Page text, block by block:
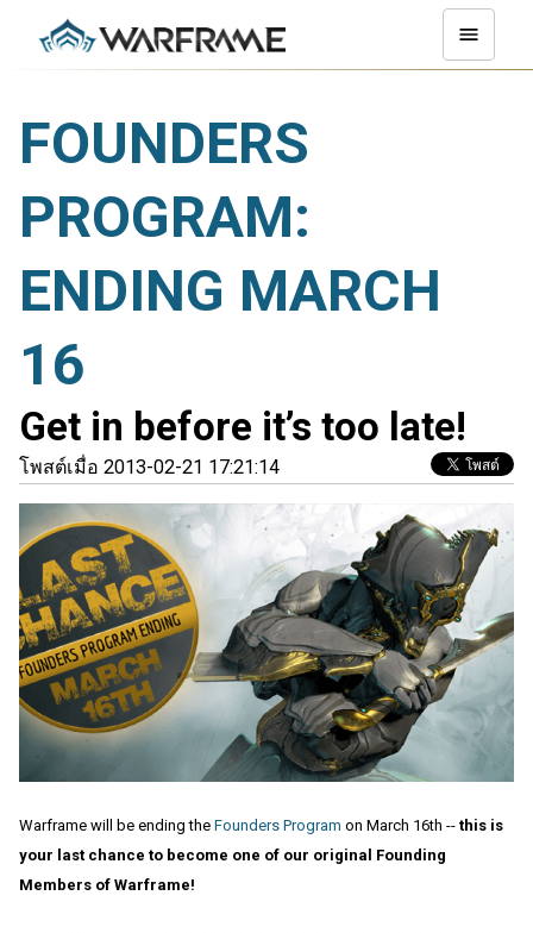
FOUNDERS
PROGRAM:
ENDING MARCH
16
Get in before it’s too late!
โพสต์เมื่อ 2013-02-21 17:21:14
Warframe will be ending the Founders Program on March 16th -- this is
your last chance to become one of our original Founding
Members of Warframe!